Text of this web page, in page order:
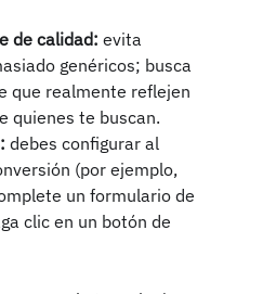
de calidad: evita
genéricos; busca
que realmente reflejen
quienes te buscan.
debes configurar al
(por ejemplo,
un formulario de
clic en un botón de